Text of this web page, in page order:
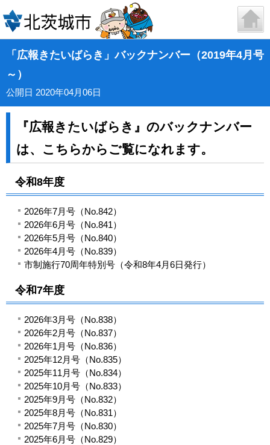
「広報きたいばらき」バックナンバー（2019年4月号
～）
公開日 2020年04月06日
『広報きたいばらき』のバックナンバー
は、こちらからご覧になれます。
令和8年度
2026年7月号（No.842）
2026年6月号（No.841）
2026年5月号（No.840）
2026年4月号（No.839）
市制施行70周年特別号（令和8年4月6日発行）
令和7年度
2026年3月号（No.838）
2026年2月号（No.837）
2026年1月号（No.836）
2025年12月号（No.835）
2025年11月号（No.834）
2025年10月号（No.833）
2025年9月号（No.832）
2025年8月号（No.831）
2025年7月号（No.830）
2025年6月号（No.829）